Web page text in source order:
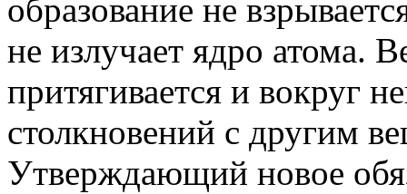
образование не
не излучает ядро атома.
притягивается и вокруг
столкновений с другим
Утверждающий новое